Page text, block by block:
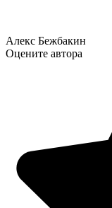
Алекс Бежбакин
Оцените автора